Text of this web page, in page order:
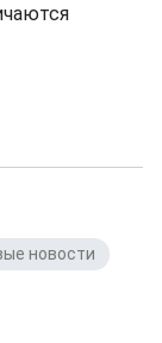
новости